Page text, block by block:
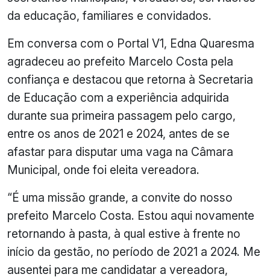
da educação, familiares e convidados.
Em conversa com o Portal V1, Edna Quaresma
agradeceu ao prefeito Marcelo Costa pela
confiança e destacou que retorna à Secretaria
de Educação com a experiência adquirida
durante sua primeira passagem pelo cargo,
entre os anos de 2021 e 2024, antes de se
afastar para disputar uma vaga na Câmara
Municipal, onde foi eleita vereadora.
“É uma missão grande, a convite do nosso
prefeito Marcelo Costa. Estou aqui novamente
retornando à pasta, à qual estive à frente no
início da gestão, no período de 2021 a 2024. Me
ausentei para me candidatar a vereadora,